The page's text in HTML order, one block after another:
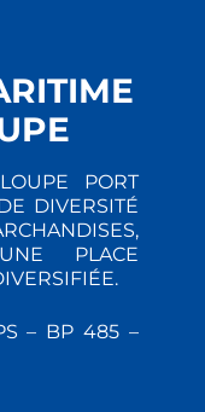
PORT
DIVERSITÉ
PLACE
– BP 485 –